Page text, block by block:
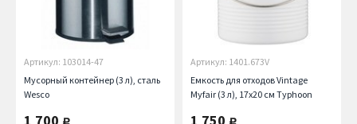
Артикул: 103014-47
Мусорный контейнер (3 л), сталь
Wesco
Артикул: 1401.673V
Емкость для отходов Vintage
Myfair (3 л), 17х20 см Typhoon